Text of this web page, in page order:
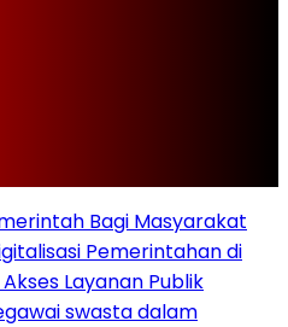
Bagi Masyarakat
Pemerintahan di
Layanan Publik
swasta dalam